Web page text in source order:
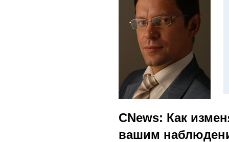
CNews: Как
вашим